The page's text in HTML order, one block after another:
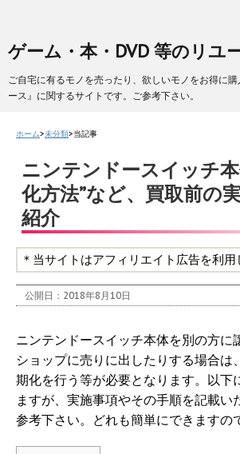
ゲーム・本・DVD 等のリユ
ご自宅に有るモノを売ったり、欲しいモノをお得に
ース』に関するサイトです。ご参考下さい。
ホーム>未分類>当記事
ニンテンドースイッチ
化方法”など、買取前の
紹介
＊当サイトはアフィリエイト広告を利用
公開日： 2018年8月10日
ニンテンドースイッチ本体を別の方に
ショップに売りに出したりする場合
期化を行う等が必要となります。以下
ますが、実施事項やその手順を記載い
参考下さい。どれも簡単にできますの